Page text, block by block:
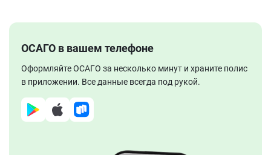
ОСАГО в вашем телефоне
Оформляйте ОСАГО за несколько минут и храните полис
в приложении. Все данные всегда под рукой.